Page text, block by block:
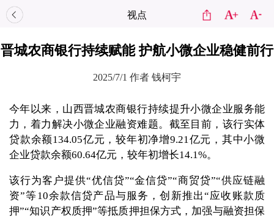
视点
晋城农商银行持续赋能 护航小微企业稳健前行
2025/7/1 作者 钱柯宇
今年以来，山西晋城农商银行持续提升小微企业服务能
力，着力解决小微企业融资难题。截至目前，该行实体
贷款余额134.05亿元，较年初净增9.21亿元，其中小微
企业贷款余额60.64亿元，较年初增长14.1%。
该行为客户提供“优信贷”“金信贷”“商贸贷”“供应链融
资”等10余款信贷产品与服务，创新推出“应收账款质
押”“知识产权质押”等抵质押担保方式，加强与融资担保